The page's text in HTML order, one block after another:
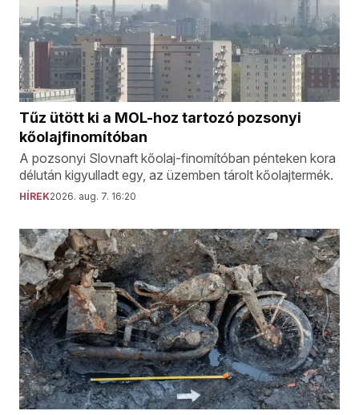
Tűz ütött ki a MOL-hoz tartozó pozsonyi
kőolajfinomítóban
A pozsonyi Slovnaft kőolaj-finomítóban pénteken kora
délután kigyulladt egy, az üzemben tárolt kőolajtermék.
HÍREK2026. aug. 7. 16:20